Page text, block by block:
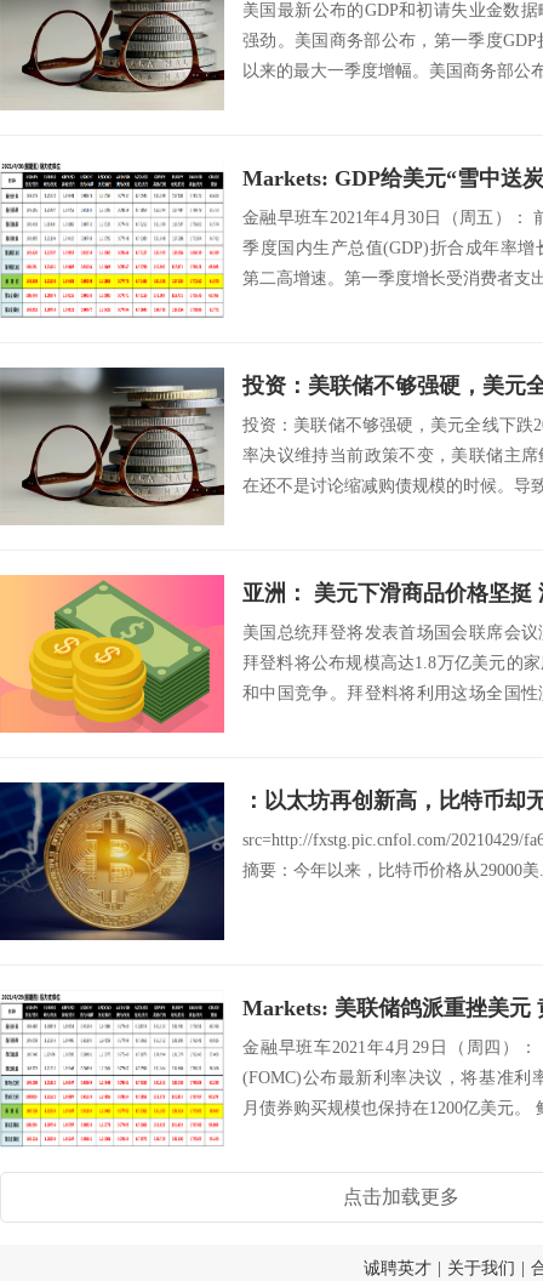
美国最新公布的GDP和初请失业金数
强劲。美国商务部公布，第一季度
以来的最大一季度增幅。美国商务部公
Markets: GDP给美元“雪中送
金融早班车2021年4月30日（周五）：
季度国内生产总值(GDP)折合成年率增
第二高增速。第一季度增长受消费者支
投资：美联储不够强硬，美元
投资：美联储不够强硬，美元全线下跌
率决议维持当前政策不变，美联储主
在还不是讨论缩减购债规模的时候。导
亚洲： 美元下滑商品价格坚挺
美国总统拜登将发表首场国会联席会
拜登料将公布规模高达1.8万亿美元的
和中国竞争。拜登料将利用这场全国
：以太坊再创新高，比特币却
src=http://fxstg.pic.cnfol.com/20210429/
摘要：今年以来，比特币价格从29000美
Markets: 美联储鸽派重挫美元
金融早班车2021年4月29日（周四）
(FOMC)公布最新利率决议，将基准利
月债券购买规模也保持在1200亿美元。
点击加载更多
诚聘英才 关于我们